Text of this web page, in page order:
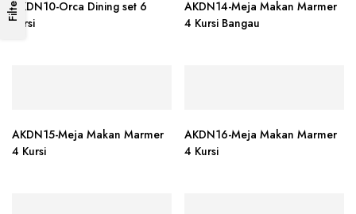
FiltersAKDN10-Orca Dining set 6
kursi
AKDN14-Meja Makan Marmer
4 Kursi Bangau
AKDN15-Meja Makan Marmer
4 Kursi
AKDN16-Meja Makan Marmer
4 Kursi